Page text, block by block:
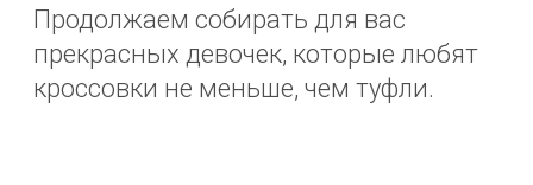
Продолжаем собирать для вас
прекрасных девочек, которые любят
кроссовки не меньше, чем туфли.